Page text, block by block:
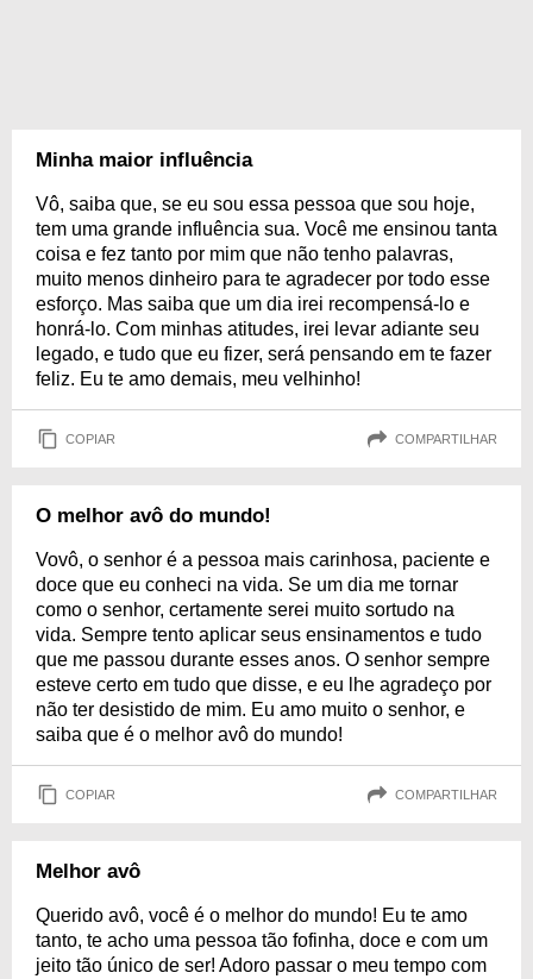
Minha maior influência
Vô, saiba que, se eu sou essa pessoa que sou hoje,
tem uma grande influência sua. Você me ensinou tanta
coisa e fez tanto por mim que não tenho palavras,
muito menos dinheiro para te agradecer por todo esse
esforço. Mas saiba que um dia irei recompensá-lo e
honrá-lo. Com minhas atitudes, irei levar adiante seu
legado, e tudo que eu fizer, será pensando em te fazer
feliz. Eu te amo demais, meu velhinho!
COPIAR COMPARTILHAR
O melhor avô do mundo!
Vovô, o senhor é a pessoa mais carinhosa, paciente e
doce que eu conheci na vida. Se um dia me tornar
como o senhor, certamente serei muito sortudo na
vida. Sempre tento aplicar seus ensinamentos e tudo
que me passou durante esses anos. O senhor sempre
esteve certo em tudo que disse, e eu lhe agradeço por
não ter desistido de mim. Eu amo muito o senhor, e
saiba que é o melhor avô do mundo!
COPIAR COMPARTILHAR
Melhor avô
Querido avô, você é o melhor do mundo! Eu te amo
tanto, te acho uma pessoa tão fofinha, doce e com um
jeito tão único de ser! Adoro passar o meu tempo com